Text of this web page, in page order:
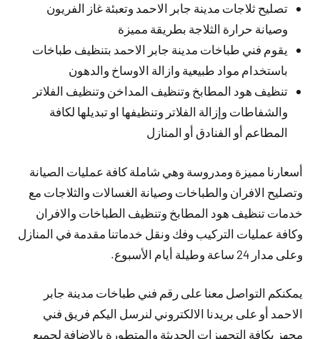
تصليح ثلاجات مدينة جابر الاحمد وتعبئة غاز الفريون
وصيانة حرارة الثلاجة بطريقة مميزة
يقوم فني طباخات مدينة جابر الاحمد بتنظيف طباخات
باستخدام مواد طبيعية وازالة الاوساخ والدهون
تنظيف هود المطابخ وتنظيف المداخن وتنظيف الفلاتر
والشفاطات وإزالة الفلاتر وتنظيفها او تبديلها لكافة
المطاعم أو الفنادق أو المنازل
أسعارنا مميزة ومدروسة وهي شاملة كافة عمليات الصيانة
وتصليح الافران والطباخات وصيانة الغسالات والثلاجات مع
خدمات تنظيف هود المطابخ وتنظيف الطباخات والافران
وكافة عمليات التركيب وفك ونقل خدماتنا مقدمة في المنازل
وعلى مدار 24 ساعة وطيلة أيام الأسبوع.
يمكنكم التواصل معنا على رقم فني طباخات مدينة جابر
الاحمد أو على بريدنا الالكتروني لنرسل اليكم فريق فني
مجهز بكافة التجهيزات الحديثة والمتطورة بالإضافة لجميع